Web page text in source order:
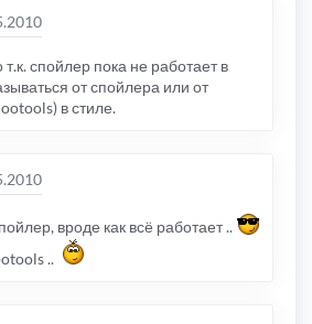
спойлер пока не работает в
от спойлера или от
в стиле.
вроде как всё работает ..
..